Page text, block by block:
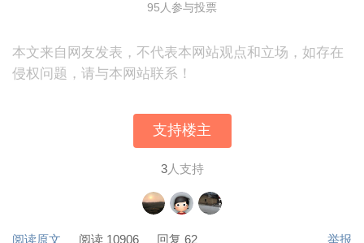
95人参与投票
本文来自网友发表，不代表本网站观点和立场，如存在
侵权问题，请与本网站联系！
支持楼主
3人支持
阅读原文 阅读 10906 回复 62 举报